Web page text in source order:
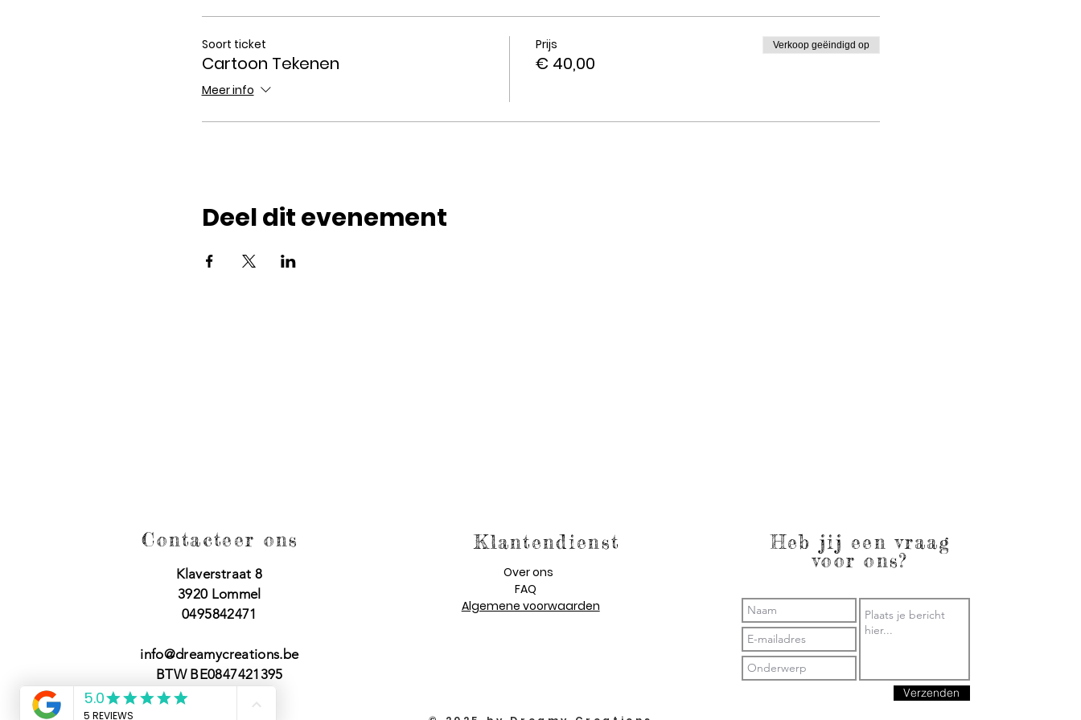
Soort ticket
Cartoon Tekenen
Meer info
Prijs
€ 40,00
Verkoop geëindigd op
Deel dit evenement
Contacteer ons
Klaverstraat 8
3920 Lommel
0495842471
info@dreamycreations.be
BTW BE0847421395
Klantendienst
Over ons
FAQ
Algemene voorwaarden
Heb jij een vraag
voor ons?
Verzenden